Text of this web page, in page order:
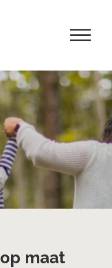
maat